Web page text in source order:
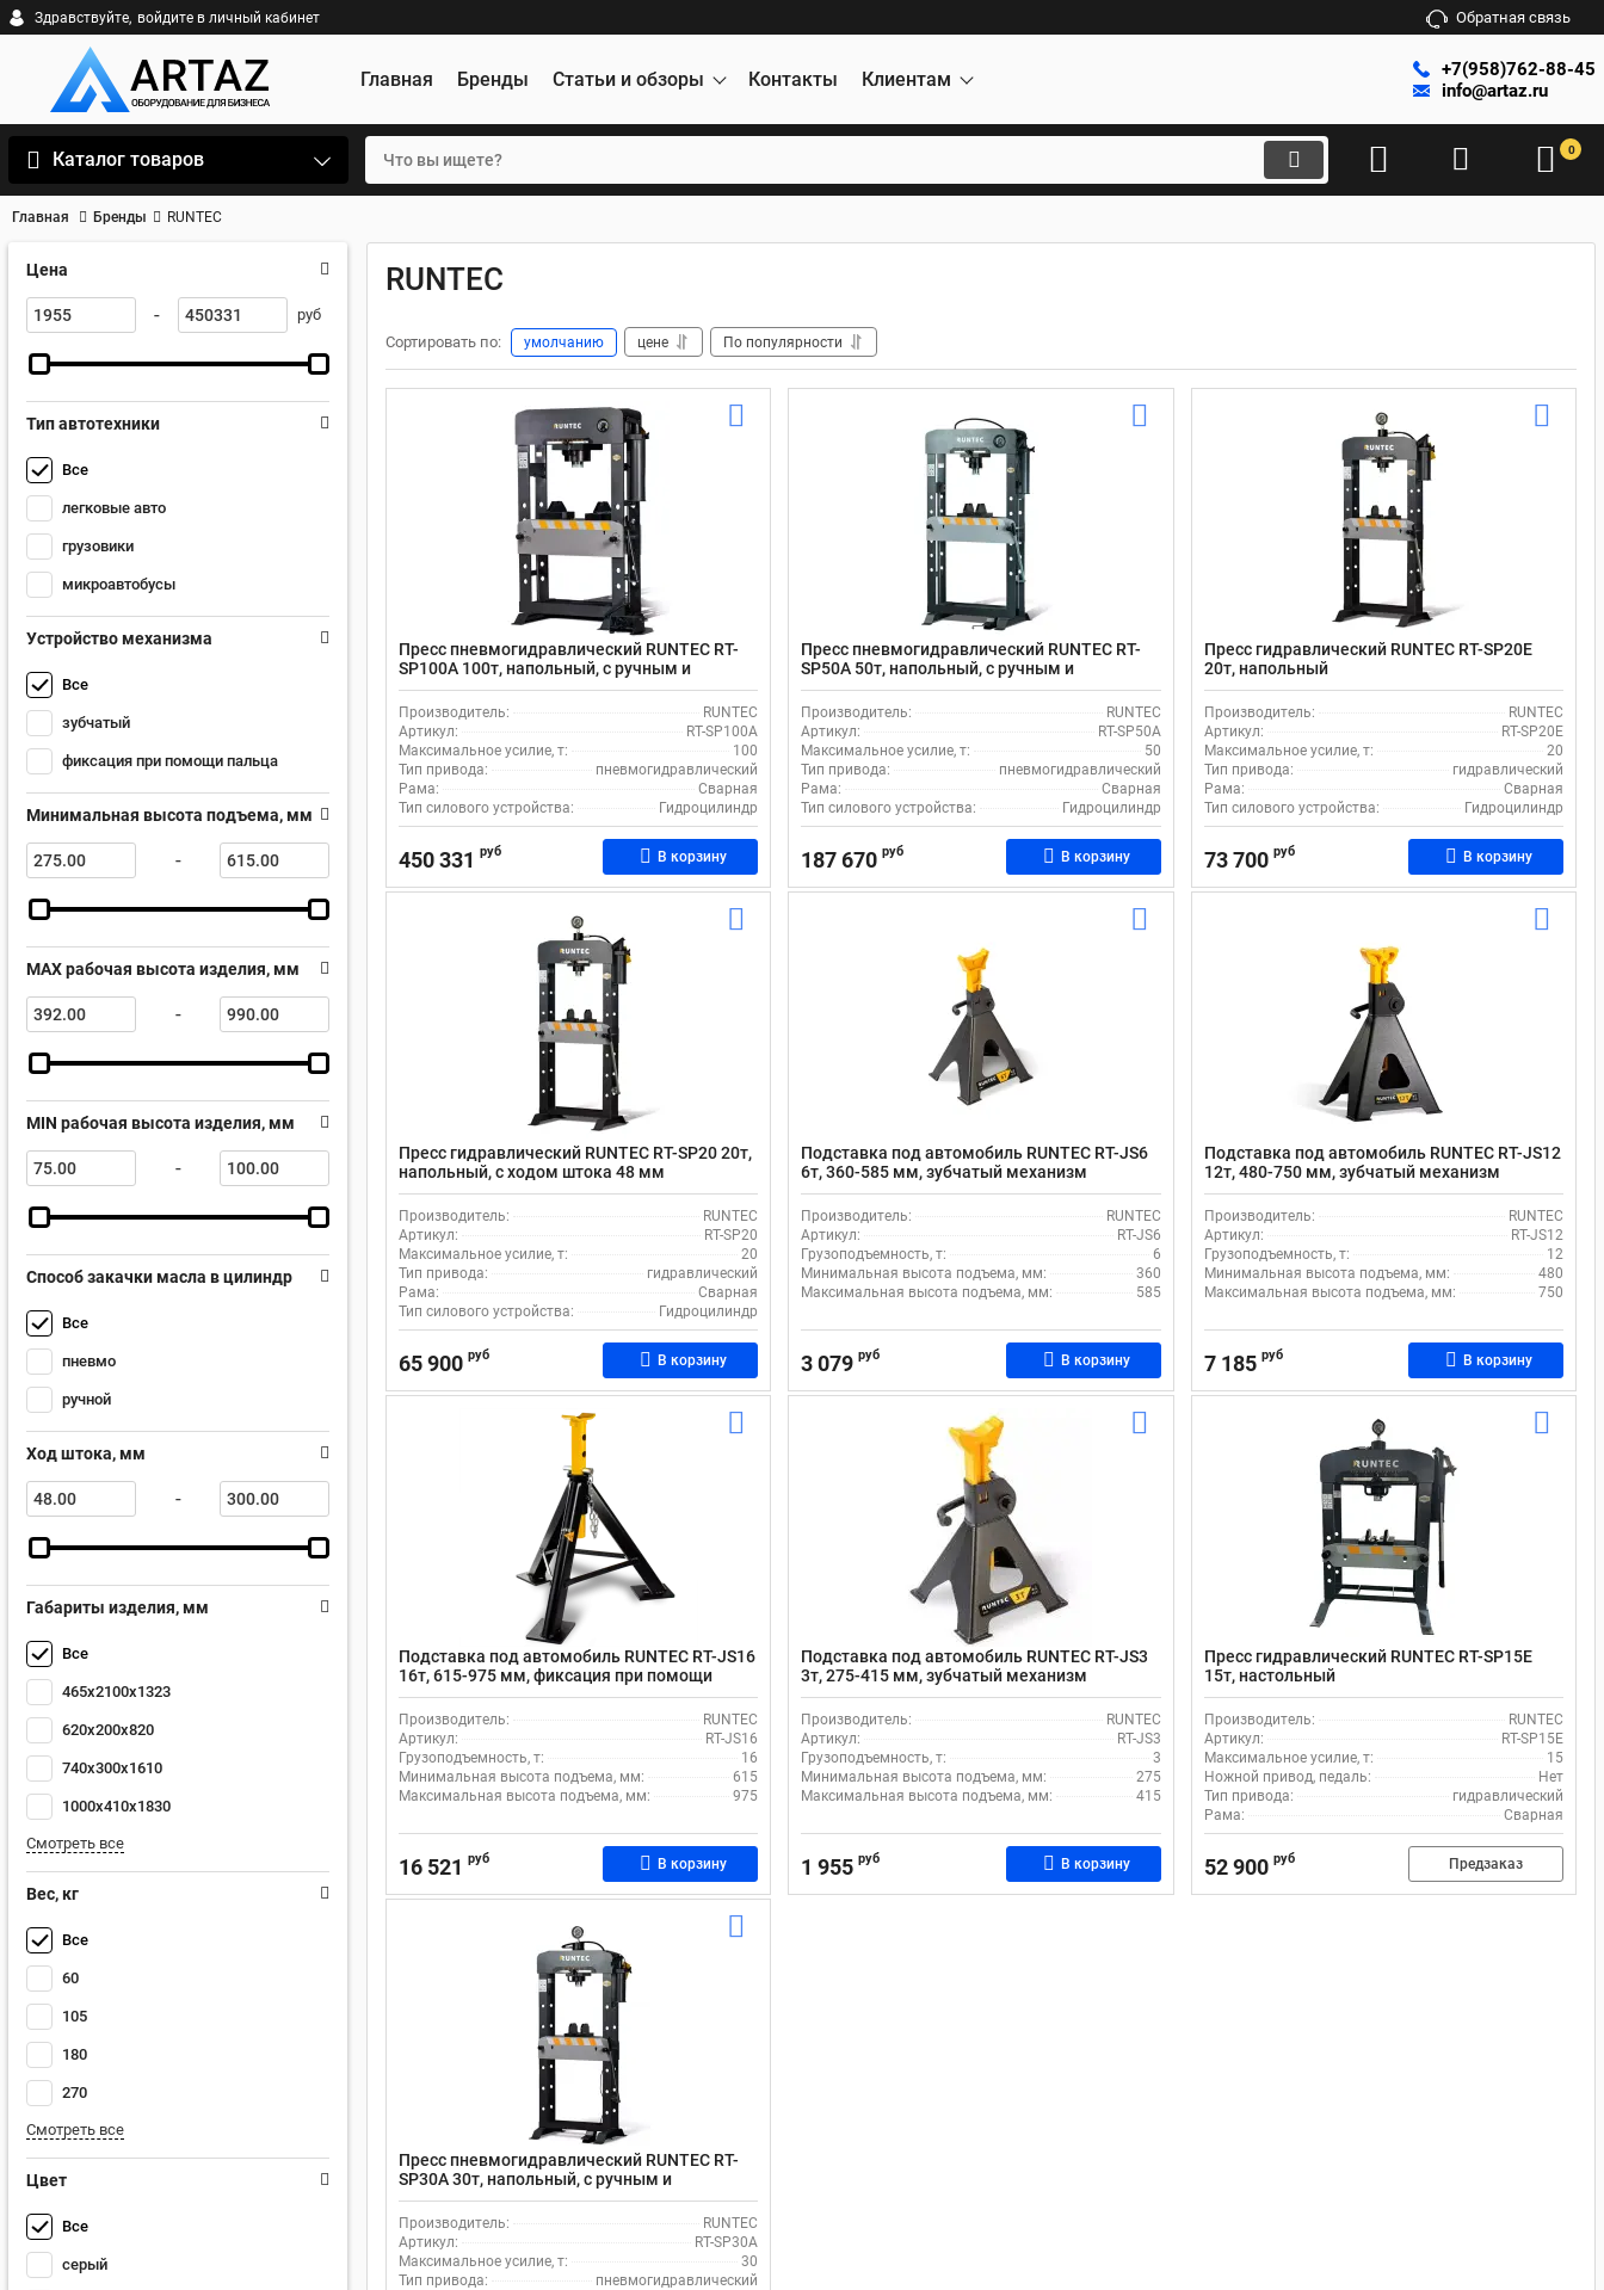
Здравствуйте, войдите в личный кабинет Обратная связь
Главная Бренды Статьи и обзоры Контакты Клиентам
+7(958)762-88-45
info@artaz.ru
Каталог товаров 0
Главная Бренды RUNTEC
Цена
- руб
Тип автотехники
Все
легковые авто
грузовики
микроавтобусы
Устройство механизма
Все
зубчатый
фиксация при помощи пальца
Минимальная высота подъема, мм
-
MAX рабочая высота изделия, мм
-
MIN рабочая высота изделия, мм
-
Способ закачки масла в цилиндр
Все
пневмо
ручной
Ход штока, мм
-
Габариты изделия, мм
Все
465x2100x1323
620x200x820
740x300x1610
1000x410x1830
Смотреть все
Вес, кг
Все
60
105
180
270
Смотреть все
Цвет
Все
серый
RUNTEC
Сортировать по: умолчанию цене По популярности
Пресс пневмогидравлический RUNTEC RT-
SP100A 100т, напольный, с ручным и
пневмоприводом, с ходом штока 300 мм
Производитель:
RUNTEC
Артикул:
RT-SP100A
Максимальное усилие, т:
100
Тип привода:
пневмогидравлический
Рама:
Сварная
Тип силового устройства:
Гидроцилиндр
450 331 руб В корзину
Пресс пневмогидравлический RUNTEC RT-
SP50A 50т, напольный, с ручным и
пневмоприводом, ходом штока 200 мм
Производитель:
RUNTEC
Артикул:
RT-SP50A
Максимальное усилие, т:
50
Тип привода:
пневмогидравлический
Рама:
Сварная
Тип силового устройства:
Гидроцилиндр
187 670 руб В корзину
Пресс гидравлический RUNTEC RT-SP20E
20т, напольный
Производитель:
RUNTEC
Артикул:
RT-SP20E
Максимальное усилие, т:
20
Тип привода:
гидравлический
Рама:
Сварная
Тип силового устройства:
Гидроцилиндр
73 700 руб В корзину
Пресс гидравлический RUNTEC RT-SP20 20т,
напольный, с ходом штока 48 мм
Производитель:
RUNTEC
Артикул:
RT-SP20
Максимальное усилие, т:
20
Тип привода:
гидравлический
Рама:
Сварная
Тип силового устройства:
Гидроцилиндр
65 900 руб В корзину
Подставка под автомобиль RUNTEC RT-JS6
6т, 360-585 мм, зубчатый механизм
фиксации
Производитель:
RUNTEC
Артикул:
RT-JS6
Грузоподъемность, т:
6
Минимальная высота подъема, мм:
360
Максимальная высота подъема, мм:
585
3 079 руб В корзину
Подставка под автомобиль RUNTEC RT-JS12
12т, 480-750 мм, зубчатый механизм
фиксации
Производитель:
RUNTEC
Артикул:
RT-JS12
Грузоподъемность, т:
12
Минимальная высота подъема, мм:
480
Максимальная высота подъема, мм:
750
7 185 руб В корзину
Подставка под автомобиль RUNTEC RT-JS16
16т, 615-975 мм, фиксация при помощи
пальца
Производитель:
RUNTEC
Артикул:
RT-JS16
Грузоподъемность, т:
16
Минимальная высота подъема, мм:
615
Максимальная высота подъема, мм:
975
16 521 руб В корзину
Подставка под автомобиль RUNTEC RT-JS3
3т, 275-415 мм, зубчатый механизм
фиксации
Производитель:
RUNTEC
Артикул:
RT-JS3
Грузоподъемность, т:
3
Минимальная высота подъема, мм:
275
Максимальная высота подъема, мм:
415
1 955 руб В корзину
Пресс гидравлический RUNTEC RT-SP15E
15т, настольный
Производитель:
RUNTEC
Артикул:
RT-SP15E
Максимальное усилие, т:
15
Ножной привод, педаль:
Нет
Тип привода:
гидравлический
Рама:
Сварная
52 900 руб Предзаказ
Пресс пневмогидравлический RUNTEC RT-
SP30A 30т, напольный, с ручным и
пневмоприводом
Производитель:
RUNTEC
Артикул:
RT-SP30A
Максимальное усилие, т:
30
Тип привода:
пневмогидравлический